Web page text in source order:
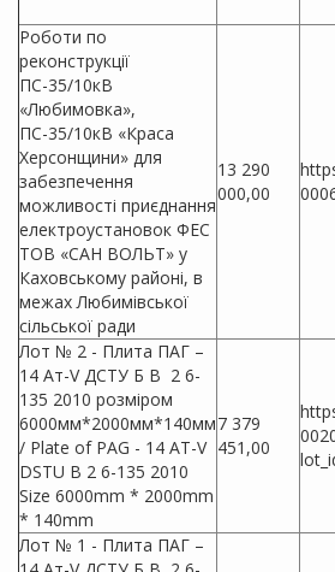
Роботи по
реконструкції
ПС-35/10кВ
«Любимовка»,
ПС-35/10кВ «Краса
Херсонщини» для
забезпечення
можливості приєднання
електроустановок ФЕС
ТОВ «САН ВОЛЬТ» у
Каховському районі, в
межах Любимівської
сільської ради
13 290
000,00
Лот № 2 - Плита ПАГ –
14 Ат-V ДСТУ Б В 2 6-
135 2010 розміром
6000мм*2000мм*140мм
/ Plate of PAG - 14 AT-V
DSTU B 2 6-135 2010
Size 6000mm * 2000mm
* 140mm
7 379
451,00
Лот № 1 - Плита ПАГ –